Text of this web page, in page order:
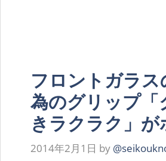
フロントガラ
為のグリップ
きラクラク」
2014年2月1日 by